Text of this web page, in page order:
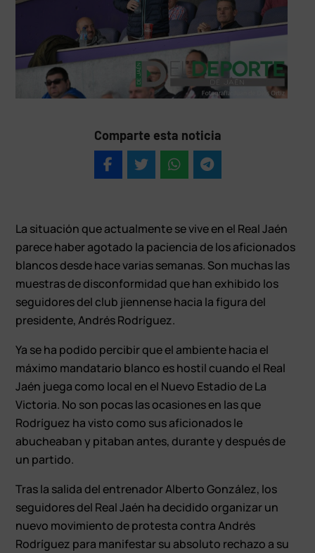
Comparte esta noticia
La situación que actualmente se vive en el Real Jaén
parece haber agotado la paciencia de los aficionados
blancos desde hace varias semanas. Son muchas las
muestras de disconformidad que han exhibido los
seguidores del club jiennense hacia la figura del
presidente, Andrés Rodríguez.
Ya se ha podido percibir que el ambiente hacia el
máximo mandatario blanco es hostil cuando el Real
Jaén juega como local en el Nuevo Estadio de La
Victoria. No son pocas las ocasiones en las que
Rodríguez ha visto como sus aficionados le
abucheaban y pitaban antes, durante y después de
un partido.
Tras la salida del entrenador Alberto González, los
seguidores del Real Jaén ha decidido organizar un
nuevo movimiento de protesta contra Andrés
Rodríguez para manifestar su absoluto rechazo a su